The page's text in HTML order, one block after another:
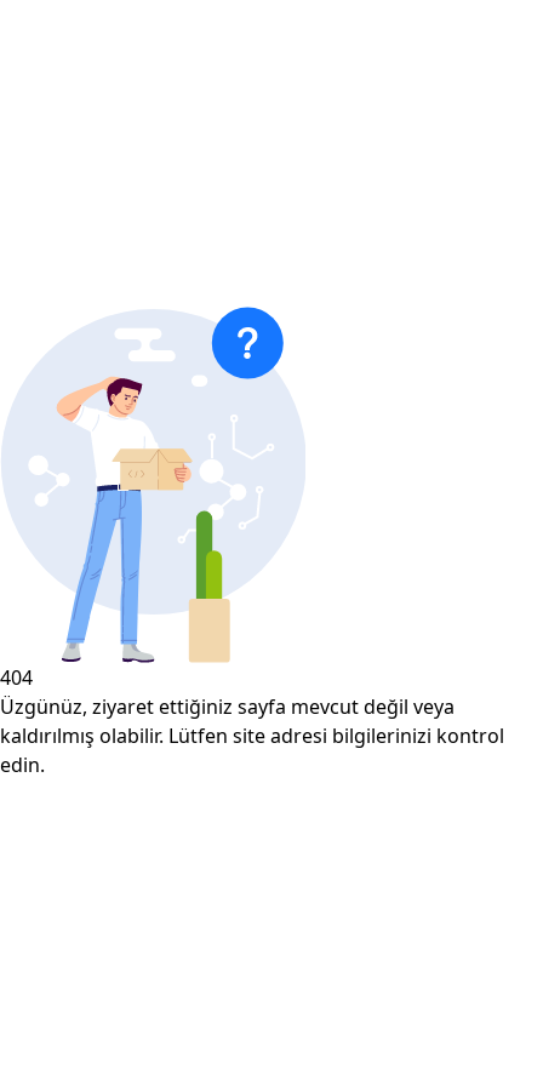
404
Üzgünüz, ziyaret ettiğiniz sayfa mevcut değil veya
kaldırılmış olabilir. Lütfen site adresi bilgilerinizi kontrol
edin.